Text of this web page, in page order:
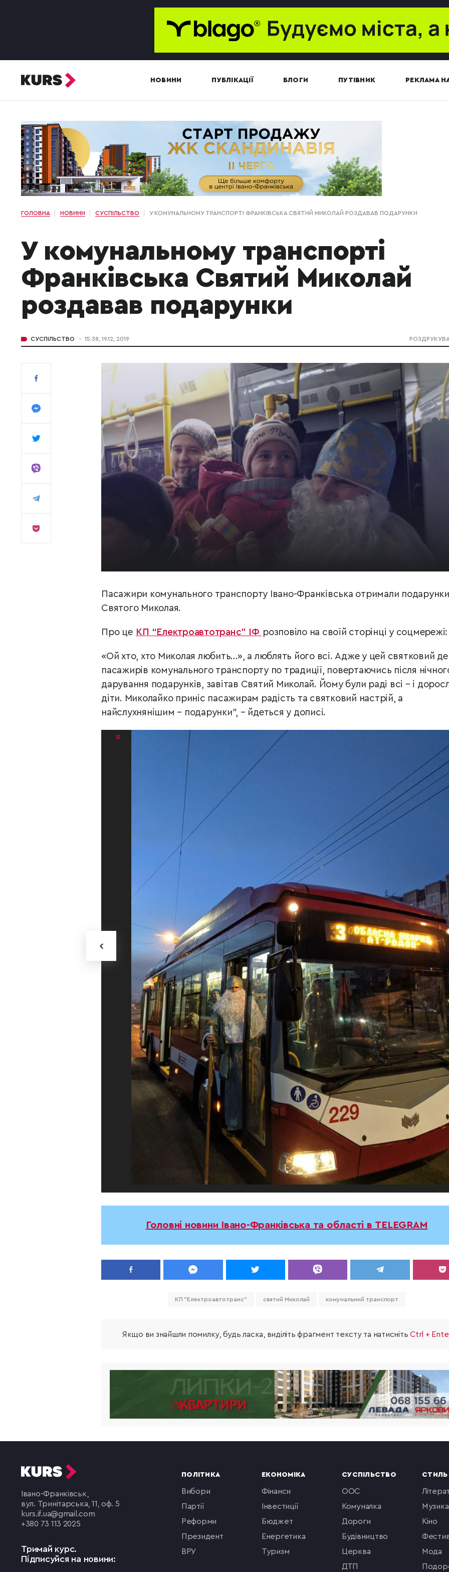
НОВИНИ ПУБЛІКАЦІЇ БЛОГИ ПУТІВНИК РЕКЛАМА
ГОЛОВНА НОВИНИ СУСПІЛЬСТВО У КОМУНАЛЬНОМУ ТРАНСПОРТІ ФРАНКІВСЬКА СВЯТИЙ МИКОЛАЙ РОЗДАВАВ ПОДАРУНКИ
У комунальному транспорті
Франківська Святий Миколай
роздавав подарунки
СУСПІЛЬСТВО 15:38, 19.12, 2019
Пасажири комунального транспорту Івано-Франківська отримали
Святого Миколая.
Про це КП “Електроавтотранс” ІФ розповіло на своїй сторінці у соцмережі:
«Ой хто, хто Миколая любить…», а люблять його всі. Адже у цей святковий
пасажирів комунального транспорту по традиції, повертаючись після
дарування подарунків, завітав Святий Миколай. Йому були раді всі – і
діти. Миколайко приніс пасажирам радість та святковий настрій, а
найслухнянішим – подарунки”, – йдеться у дописі.
Головні новини Івано-Франківська та області в TELEGRAM
КП "Електроавтотранс" святий Миколай комунальний транспорт
Якщо ви знайшли помилку, будь ласка, виділіть фрагмент тексту та натиснітьCtrl +
Івано-Франківськ,
вул. Тринітарська, 11, оф. 5
kurs.if.ua@gmail.com
+380 73 113 2025
Тримай курс.
Підписуйся на новини:
ПОЛІТИКА
вибори
партії
реформи
президент
ВРУ
ЕКОНОМІКА
фінанси
інвестиції
бюджет
енергетика
туризм
СУСПІЛЬСТВО
ООС
комуналка
Дороги
будівництво
церква
ДТП
музика
кіно
мода